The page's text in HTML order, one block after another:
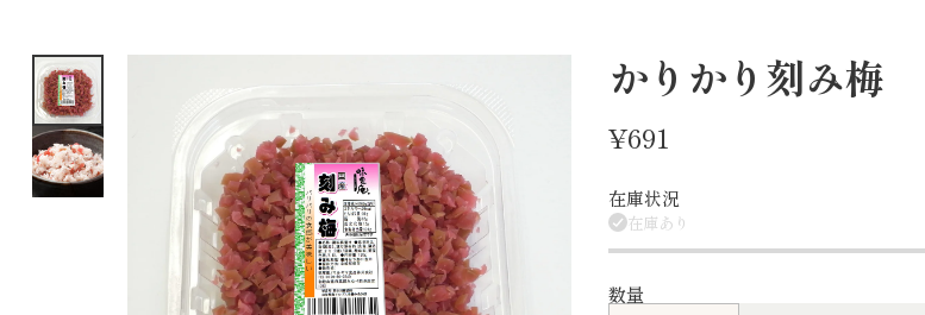
かりかり刻み梅
通
常
価
¥691
在庫状況
在庫あり
数量